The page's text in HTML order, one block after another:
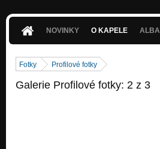
NOVINKY O KAPELE ALBA
Fotky Profilové fotky
Galerie Profilové fotky: 2 z 3